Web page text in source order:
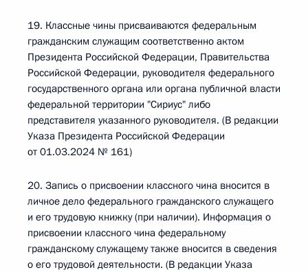
19. Классные чины присваиваются федеральным
гражданским служащим соответственно актом
Президента Российской Федерации, Правительства
Российской Федерации, руководителя федерального
государственного органа или органа публичной власти
федеральной территории "Сириус" либо
представителя указанного руководителя. (В редакции
Указа Президента Российской Федерации
от 01.03.2024 № 161)
20. Запись о присвоении классного чина вносится в
личное дело федерального гражданского служащего
и его трудовую книжку (при наличии). Информация о
присвоении классного чина федеральному
гражданскому служащему также вносится в сведения
о его трудовой деятельности. (В редакции Указа